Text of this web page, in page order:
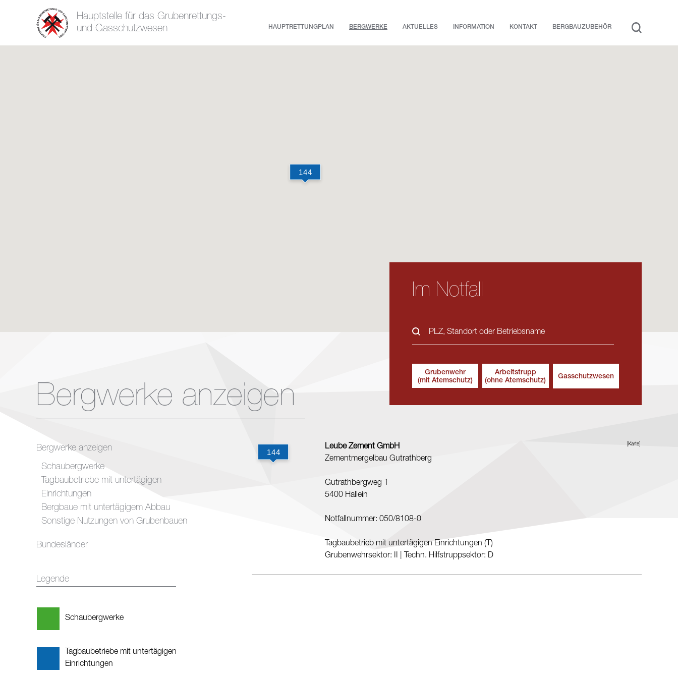
Hauptstelle für das Grubenrettungs-
und Gasschutzwesen
HAUPTRETTUNGPLAN BERGWERKE AKTUELLES INFORMATION KONTAKT BERGBAUZUBEHÖR
Im Notfall
Grubenwehr
(mit Atemschutz)
Arbeitstrupp
(ohne Atemschutz)
Gasschutzwesen
Bergwerke anzeigen
Bergwerke anzeigen
Schaubergwerke
Tagbaubetriebe mit untertägigen
Einrichtungen
Bergbaue mit untertägigem Abbau
Sonstige Nutzungen von Grubenbauen
Bundesländer
Legende
Schaubergwerke
Tagbaubetriebe mit untertägigen
Einrichtungen
[Karte]
Leube Zement GmbH
Zementmergelbau Gutrathberg
Gutrathbergweg 1
5400 Hallein
Notfallnummer: 050/8108-0
Tagbaubetrieb mit untertägigen Einrichtungen (T)
Grubenwehrsektor: II
Techn. Hilfstruppsektor: D